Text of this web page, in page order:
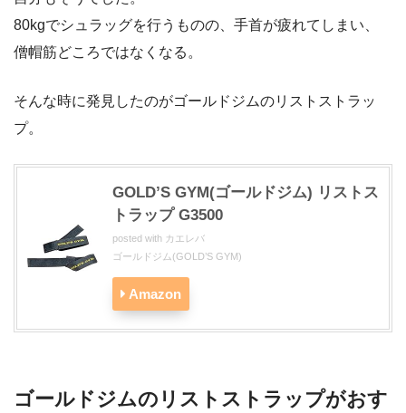
80kgでシュラッグを行うものの、手首が疲れてしまい、
僧帽筋どころではなくなる。
そんな時に発見したのがゴールドジムのリストストラッ
プ。
GOLD’S GYM(ゴールドジム) リストス
トラップ G3500
posted with カエレバ
ゴールドジム(GOLD’S GYM)
Amazon
ゴールドジムのリストストラップがおす